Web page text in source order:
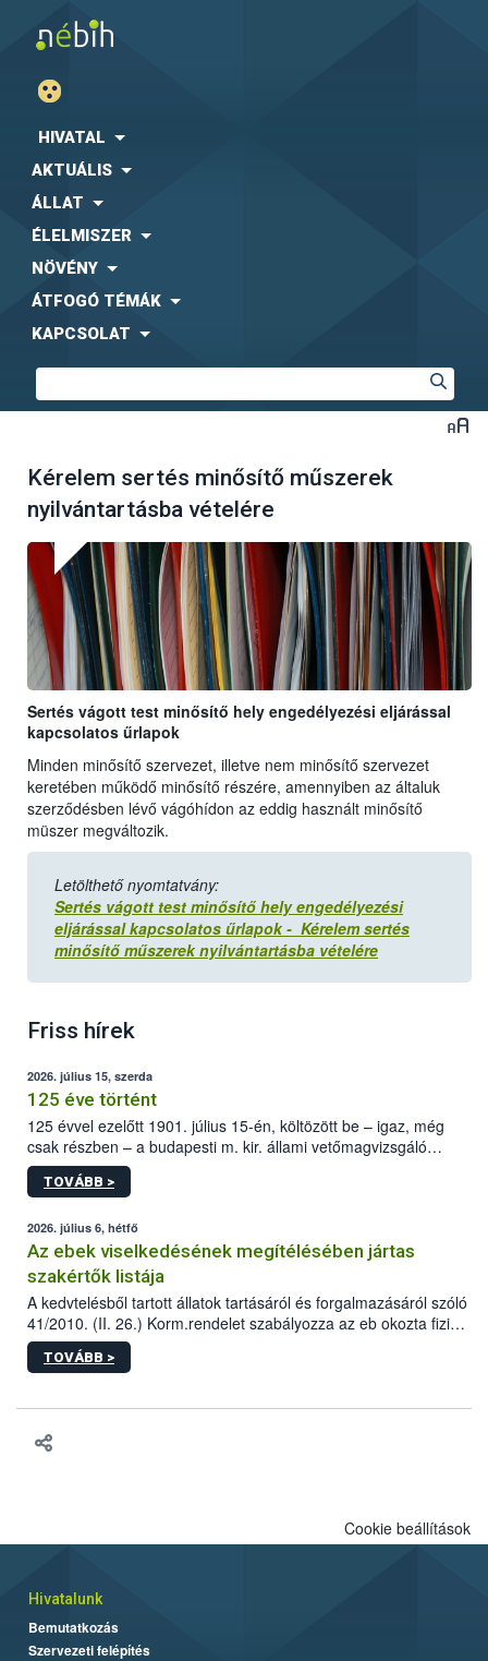
HIVATAL
AKTUÁLIS
ÁLLAT
ÉLELMISZER
NÖVÉNY
ÁTFOGÓ TÉMÁK
KAPCSOLAT
Kérelem sertés minősítő műszerek
nyilvántartásba vételére
Sertés vágott test minősítő hely engedélyezési eljárással
kapcsolatos űrlapok
Minden minősítő szervezet, illetve nem minősítő szervezet
keretében működő minősítő részére, amennyiben az általuk
szerződésben lévő vágóhídon az eddig használt minősítő
müszer megváltozik.
Letölthető nyomtatvány:
Sertés vágott test minősítő hely engedélyezési
eljárással kapcsolatos űrlapok - Kérelem sertés
minősítő műszerek nyilvántartásba vételére
Friss hírek
2026. július 15, szerda
125 éve történt
125 évvel ezelőtt 1901. július 15-én, költözött be – igaz, még
csak részben – a budapesti m. kir. állami vetőmagvizsgáló
állomás a Kis Rókus utca 15. szám alatti, Czigler Győző által
tervezett új épületébe.
TOVÁBB >
2026. július 6, hétfő
Az ebek viselkedésének megítélésében jártas
szakértők listája
A kedvtelésből tartott állatok tartásáról és forgalmazásáról szóló
41/2010. (II. 26.) Korm.rendelet szabályozza az eb okozta fizikai
sérülés, illetve ennek veszélye keletkezésekor felmerülő
hatósági feladatokat, valamint a veszélyes eb tartását és annak
vonni az ebek viselkedésének megítélésében jártas szakértőt.
TOVÁBB >
Cookie beállítások
Hivatalunk
Bemutatkozás
Szervezeti felépítés